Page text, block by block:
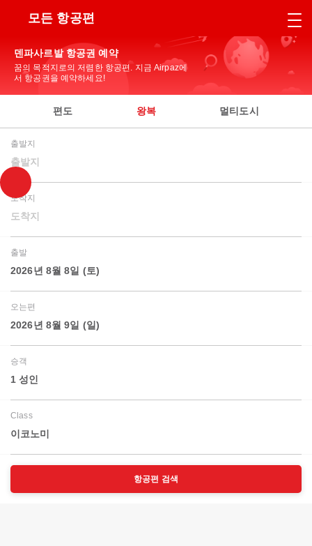
모든 항공편
덴파사르발 항공권 예약
꿈의 목적지로의 저렴한 항공편. 지금 Airpaz에
서 항공권을 예약하세요!
편도 왕복 멀티도시
출발지
출발지
도착지
도착지
출발
2026년 8월 8일 (토)
오는편
2026년 8월 9일 (일)
승객
1 성인
Class
이코노미
항공편 검색